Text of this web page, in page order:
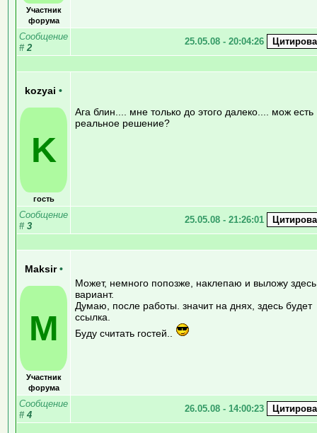
Участник
форума
Сообщение
# 2
25.05.08 - 20:04:26
kozyai •
K
гость
Ага блин.... мне только до этого далеко.... мож есть
реальное решение?
Сообщение
# 3
25.05.08 - 21:26:01
Maksir •
M
Участник
форума
Может, немного попозже, наклепаю и выложу здесь
вариант.
Думаю, после работы. значит на днях, здесь будет
ссылка.
Буду считать гостей..
Сообщение
# 4
26.05.08 - 14:00:23